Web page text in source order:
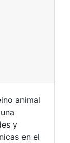
animal
y
en el